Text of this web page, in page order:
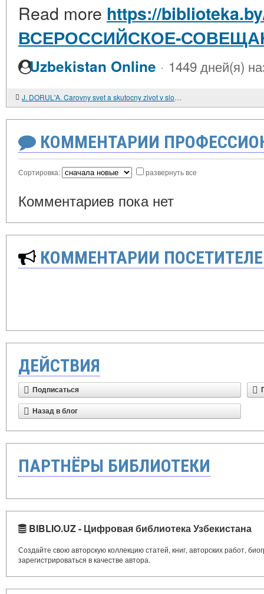
Read more https://
ВСЕРОССИЙСКОЕ-
Uzbekistan Online · 1449 дней(я)
J. DORUL'A. Carovny svet a skutocny zivot v slovenskej rozpravke
КОММЕНТАРИИ
Сортировка: развернуть все
Комментариев пока нет
КОММЕНТАРИИ
ДЕЙСТВИЯ
Подписаться
Назад в блог
ПАРТНЁРЫ БИБЛИОТЕКИ
BIBLIO.UZ - Цифровая библиотека Узбекистана
Создайте свою авторскую коллекцию статей, книг, авторских работ,
зарегистрироваться в качестве автора.